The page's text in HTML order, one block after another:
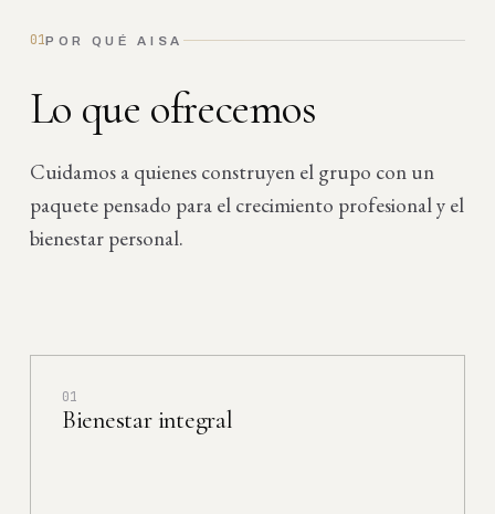
01POR QUÉ AISA
Lo que ofrecemos
Cuidamos a quienes construyen el grupo con un
paquete pensado para el crecimiento profesional y el
bienestar personal.
01
Bienestar integral